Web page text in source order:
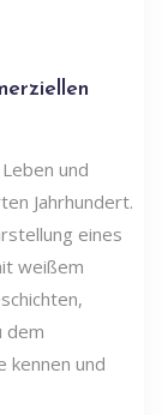
und
Jahrhundert.
eines
weißem
dem
kennen und